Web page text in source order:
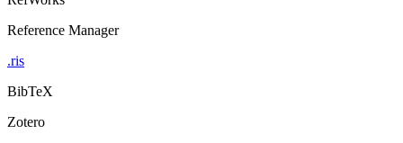
Reference Manager
.ris
BibTeX
Zotero